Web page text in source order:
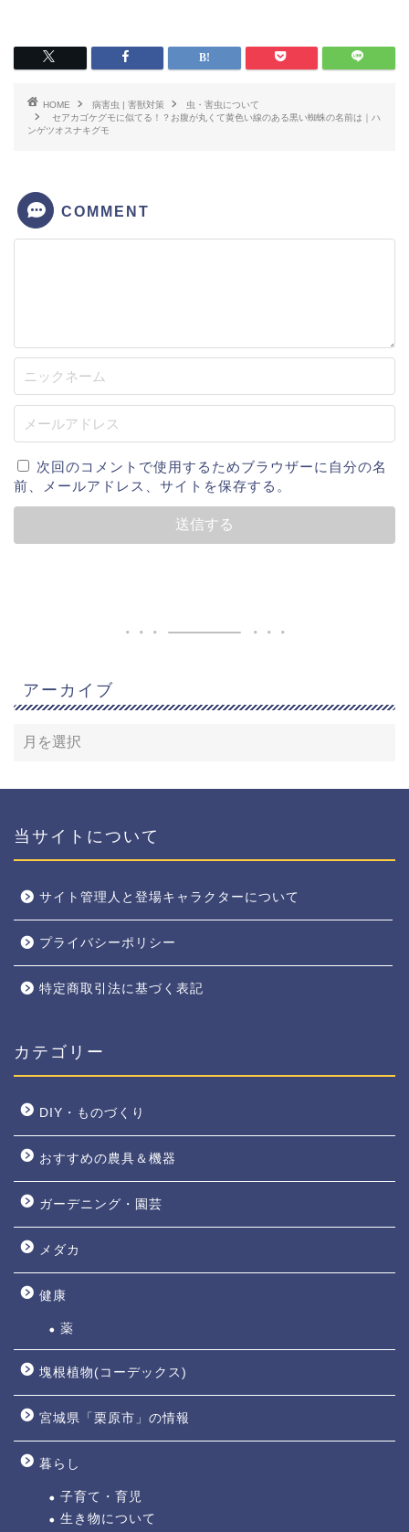
HOME 病害虫 | 害獣対策
虫・害虫について
セアカゴケグモに似てる！？お腹が丸くて黄色い線のある黒い蜘蛛の名前は｜ハ
ンゲツオスナキグモ
COMMENT
次回のコメントで使用するためブラウザーに自分の名
前、メールアドレス、サイトを保存する。
アーカイブ
当サイトについて
サイト管理人と登場キャラクターについて
プライバシーポリシー
特定商取引法に基づく表記
カテゴリー
DIY・ものづくり
おすすめの農具＆機器
ガーデニング・園芸
メダカ
健康
薬
塊根植物(コーデックス)
宮城県「栗原市」の情報
暮らし
子育て・育児
生き物について